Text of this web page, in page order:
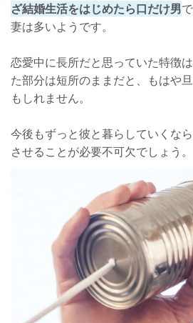
口だけ男は多い！
ざ結婚生活をはじめたら口だけ男
妻は多いようです。
恋愛中に長所だと思っていた特徴
た部分は短所のままだと、もはや
もしれません。
今後もずっと彼と暮らしていくな
させることが必要不可欠でしょう。